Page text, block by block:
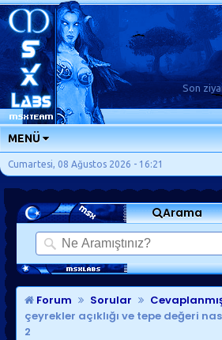
Son
MENÜ
ANA SAYFA
FORUMLAR
SORU-CEVAP
GÜNLÜKLER
SON MESAJLAR
KISAYOLLAR
Cumartesi, 08 Ağustos 2026 - 16:21
Arama
Forum Sorular
çeyrekler açıklığı ve tepe değeri
2